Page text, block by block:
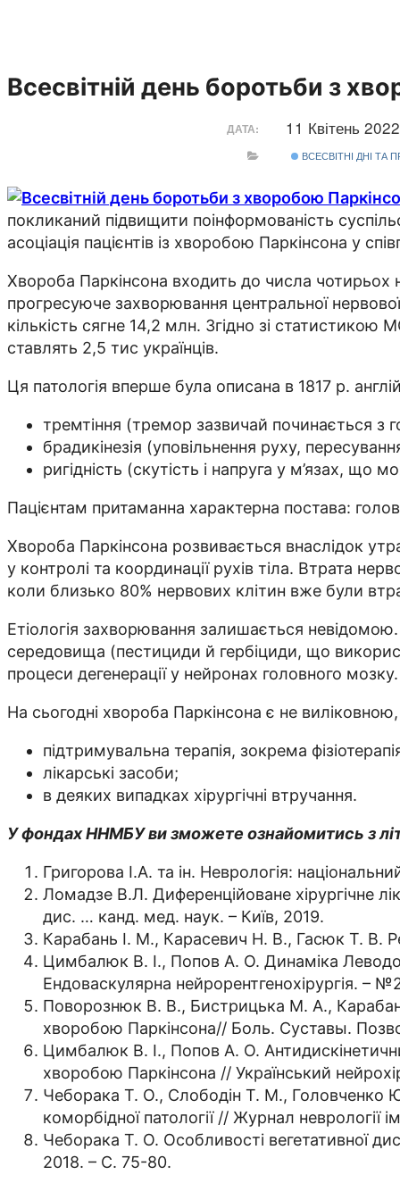
Всесвітній день боротьби з
ДАТА: 11 Квітень
ВСЕСВІТНІ ДНІ ТА
покликаний підвищити поінформованість
асоціація пацієнтів із хворобою Паркінсона у
Хвороба Паркінсона входить до числа
прогресуюче захворювання центральної
кількість сягне 14,2 млн. Згідно зі
ставлять 2,5 тис українців.
Ця патологія вперше була описана в 1817 р.
тремтіння (тремор зазвичай починається з
брадикінезія (уповільнення руху,
ригідність (скутість і напруга у м’язах, що
Пацієнтам притаманна характерна постава:
Хвороба Паркінсона розвивається внаслідок
у контролі та координації рухів тіла. Втрата
коли близько 80% нервових клітин вже були
Етіологія захворювання залишається
середовища (пестициди й гербіциди, що
процеси дегенерації у нейронах головного мозку.
На сьогодні хвороба Паркінсона є не
підтримувальна терапія, зокрема
лікарські засоби;
в деяких випадках хірургічні втручання.
У фондах ННМБУ ви зможете ознайомитись з
Григорова І.А. та ін. Неврологія:
Ломадзе В.Л. Диференційоване хірургічне
дис. … канд. мед. наук. – Київ, 2019.
Карабань І. М., Карасевич Н. В., Гасюк Т. В.
Цимбалюк В. І., Попов А. О. Динаміка
Ендоваскулярна нейрорентгенохірургія. –
Поворознюк В. В., Бистрицька М. А., Карабань
хворобою Паркінсона// Боль. Суставы.
Цимбалюк В. І., Попов А. О.
хворобою Паркінсона // Український
Чеборака Т. О., Слободін Т. М., Головченко
коморбідної патології // Журнал
Чеборака Т. О. Особливості вегетативної
2018. – С. 75-80.